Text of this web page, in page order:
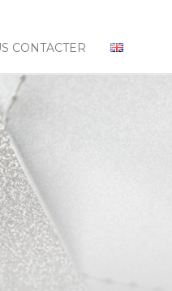
CONTACTER